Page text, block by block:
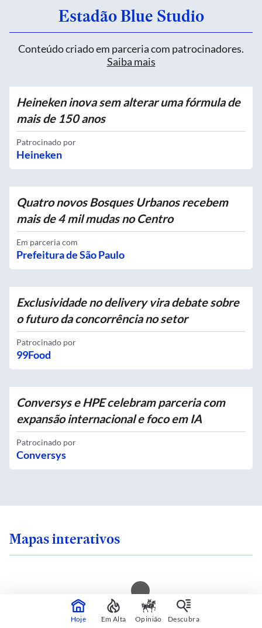
Estadão Blue Studio
Conteúdo criado em parceria com patrocinadores.
Saiba mais
Heineken inova sem alterar uma fórmula de
mais de 150 anos
Patrocinado por
Heineken
Quatro novos Bosques Urbanos recebem
mais de 4 mil mudas no Centro
Em parceria com
Prefeitura de São Paulo
Exclusividade no delivery vira debate sobre
o futuro da concorrência no setor
Patrocinado por
99Food
Conversys e HPE celebram parceria com
expansão internacional e foco em IA
Patrocinado por
Conversys
Mapas interativos
seguro onde
Você mora em uma
Hoje Em Alta Opinião Descubra